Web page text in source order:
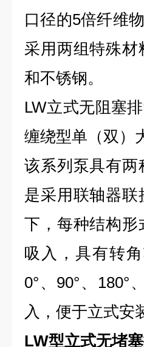
口径的5倍纤维
采用两组特殊
和不锈钢。
LW立式无阻塞
缠绕型单（双）
该系列泵具有
是采用联轴器
下，每种结构
吸入，具有转
0°、90°、180°
入，便于立式安
LW型立式无堵